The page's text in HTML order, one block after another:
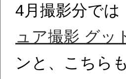
4月撮影分では
ュア撮影 グッ
ンと、こちら